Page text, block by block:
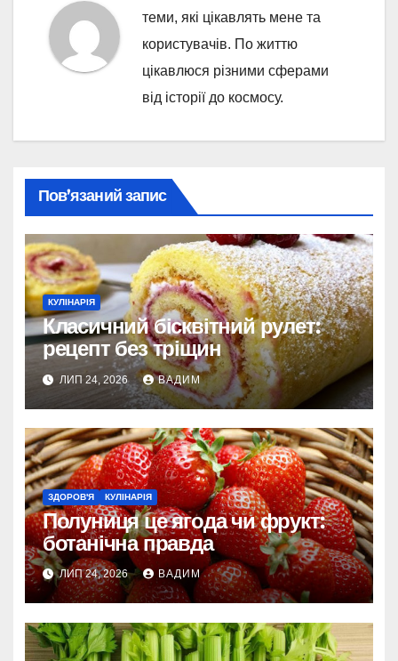
теми, які цікавлять мене та
користувачів. По життю
цікавлюся різними сферами
від історії до космосу.
Пов’язаний запис
КУЛІНАРІЯ
Класичний бісквітний рулет:
рецепт без тріщин
ЛИП 24, 2026 ВАДИМ
ЗДОРОВ'Я КУЛІНАРІЯ
Полуниця це ягода чи фрукт:
ботанічна правда
ЛИП 24, 2026 ВАДИМ